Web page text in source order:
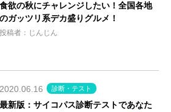
食欲の秋にチャレンジしたい！全国各地
のガッツリ系デカ盛りグルメ！
投稿者：じんじん
2020.06.16 診断・テスト
最新版：サイコパス診断テストであなた